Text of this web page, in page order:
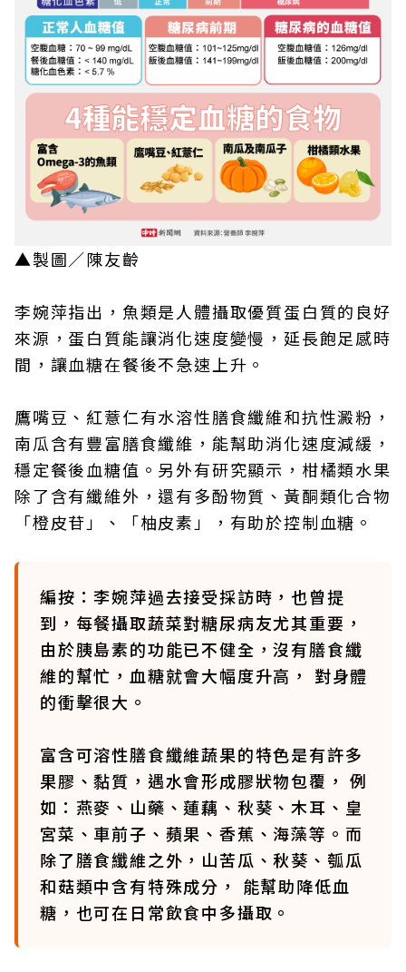
▲製圖／陳友齡
李婉萍指出，魚類是人體攝取優質蛋白質的良好
來源，蛋白質能讓消化速度變慢，延長飽足感時
間，讓血糖在餐後不急速上升。
鷹嘴豆、紅薏仁有水溶性膳食纖維和抗性澱粉，
南瓜含有豐富膳食纖維，能幫助消化速度減緩，
穩定餐後血糖值。另外有研究顯示，柑橘類水果
除了含有纖維外，還有多酚物質、黃酮類化合物
「橙皮苷」、「柚皮素」，有助於控制血糖。
編按：李婉萍過去接受採訪時，也曾提
到，每餐攝取蔬菜對糖尿病友尤其重要，
由於胰島素的功能已不健全，沒有膳食纖
維的幫忙，血糖就會大幅度升高， 對身體
的衝擊很大。
富含可溶性膳食纖維蔬果的特色是有許多
果膠、黏質，遇水會形成膠狀物包覆， 例
如：燕麥、山藥、蓮藕、秋葵、木耳、皇
宮菜、車前子、蘋果、香蕉、海藻等。而
除了膳食纖維之外，山苦瓜、秋葵、瓠瓜
和菇類中含有特殊成分， 能幫助降低血
糖，也可在日常飲食中多攝取。